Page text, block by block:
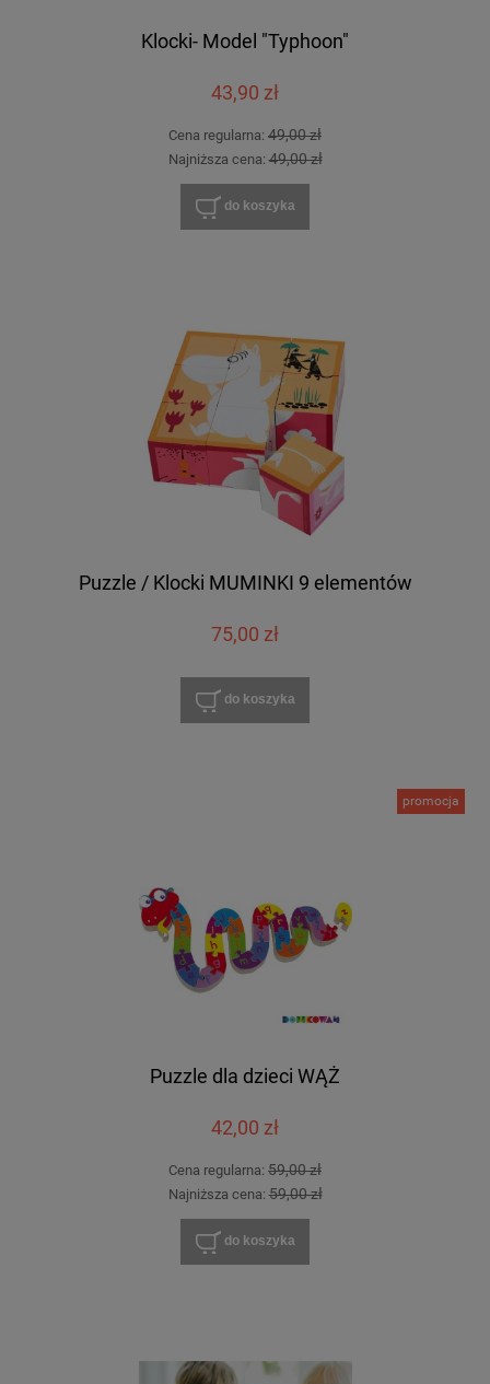
Klocki- Model "Typhoon"
43,90 zł
Cena regularna: 49,00 zł
Najniższa cena:49,00 zł
do koszyka
Puzzle / Klocki MUMINKI 9 elementów
75,00 zł
do koszyka
Puzzle dla dzieci WĄŻ
42,00 zł
Cena regularna: 59,00 zł
Najniższa cena:59,00 zł
do koszyka
promocja